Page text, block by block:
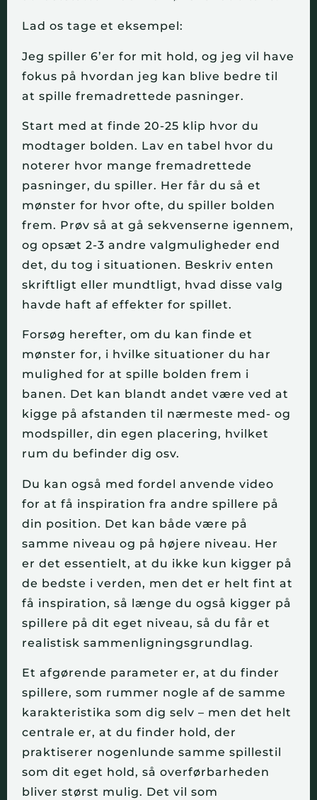
Lad os tage et eksempel:
Jeg spiller 6’er for mit hold, og jeg vil have
fokus på hvordan jeg kan blive bedre til
at spille fremadrettede pasninger.
Start med at finde 20-25 klip hvor du
modtager bolden. Lav en tabel hvor du
noterer hvor mange fremadrettede
pasninger, du spiller. Her får du så et
mønster for hvor ofte, du spiller bolden
frem. Prøv så at gå sekvenserne igennem,
og opsæt 2-3 andre valgmuligheder end
det, du tog i situationen. Beskriv enten
skriftligt eller mundtligt, hvad disse valg
havde haft af effekter for spillet.
Forsøg herefter, om du kan finde et
mønster for, i hvilke situationer du har
mulighed for at spille bolden frem i
banen. Det kan blandt andet være ved at
kigge på afstanden til nærmeste med- og
modspiller, din egen placering, hvilket
rum du befinder dig osv.
Du kan også med fordel anvende video
for at få inspiration fra andre spillere på
din position. Det kan både være på
samme niveau og på højere niveau. Her
er det essentielt, at du ikke kun kigger på
de bedste i verden, men det er helt fint at
få inspiration, så længe du også kigger på
spillere på dit eget niveau, så du får et
realistisk sammenligningsgrundlag.
Et afgørende parameter er, at du finder
spillere, som rummer nogle af de samme
karakteristika som dig selv – men det helt
centrale er, at du finder hold, der
praktiserer nogenlunde samme spillestil
som dit eget hold, så overførbarheden
bliver størst mulig. Det vil som